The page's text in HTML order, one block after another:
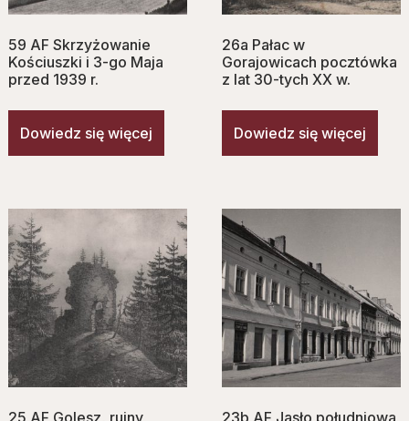
59 AF Skrzyżowanie
Kościuszki i 3-go Maja
przed 1939 r.
Dowiedz się więcej
26a Pałac w
Gorajowicach pocztówka
z lat 30-tych XX w.
Dowiedz się więcej
25 AF Golesz, ruiny
23b AF Jasło południowa